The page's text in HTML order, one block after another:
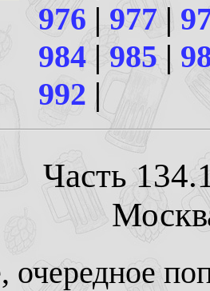
976 | 977 |
984 | 985|
992 |
Часть